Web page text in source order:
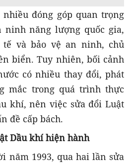
đóng góp quan trọng
ninh năng lượng quốc gia,
và bảo vệ an ninh, chủ
biển. Tuy nhiên, bối cảnh
có nhiều thay đổi, phát
mắc trong quá trình thực
khí, nên việc sửa đổi Luật
đề cấp bách.
Dầu khí hiện hành
năm 1993, qua hai lần sửa